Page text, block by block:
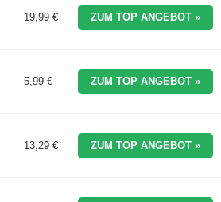
19,99 € ZUM TOP ANGEBOT »
5,99 € ZUM TOP ANGEBOT »
13,29 € ZUM TOP ANGEBOT »